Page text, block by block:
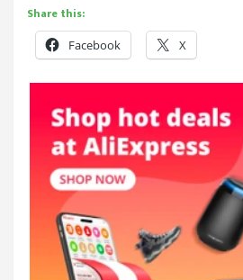
Share this:
Facebook X